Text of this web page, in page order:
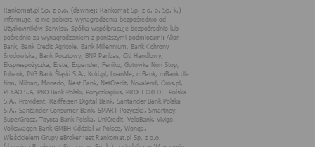
innych podobnych technologii do zapisywania informacji o
sposobie korzystania przez użytkownika z tych stron
internetowych.
Każdy użytkownik ma prawo wyboru w zakresie udostępniania
informacji, które go dotyczą.
1. Pliki "cookies"
Pliki typu "cookies" ("ciasteczka"), to informacje, zapisywane
przez przeglądarkę użytkownika, obejmujące zawartość tekstową
które mogą zawierać dane osobowe w postaci adresu IP
komputera oraz unikalnego identyfikatora urządzenia zapisanego w
pliku. Pliki te nie są przechowywane na serwerach spółki, a dane z